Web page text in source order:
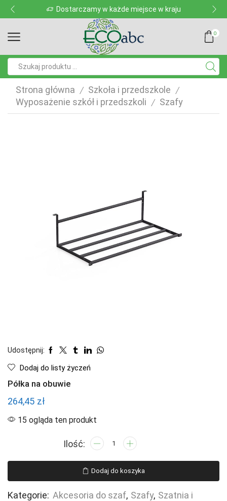
Dostarczamy w każde miejsce w kraju
0
Strona główna / Szkoła i przedszkole /
Wyposażenie szkół i przedszkoli / Szafy
Udostępnij:
Dodaj do listy życzeń
Półka na obuwie
264,45 zł
15 ogląda ten produkt
ilość
na
obuwie
Dodaj do koszyka
Kategorie: Akcesoria do szaf, Szafy, Szatnia i